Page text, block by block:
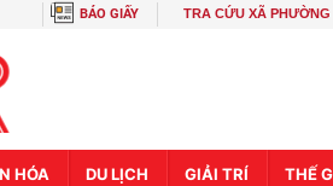
BÁO GIẤY TRA CỨU XÃ
HÓA DU LỊCH GIẢI TRÍ THẾ